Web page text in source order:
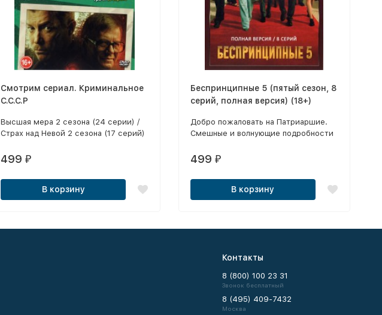
Смотрим сериал. Криминальное
С.С.С.Р
Высшая мера 2 сезона (24 серии) /
Страх над Невой 2 сезона (17 серий)
499 ₽
В корзину
Беспринципные 5 (пятый сезон, 8
серий, полная версия) (18+)
Добро пожаловать на Патриаршие.
Смешные и волнующие подробности
которые, как и все, попадают в
499 ₽
В корзину
Контакты
8 (800) 100 23 31
Звонок бесплатный
8 (495) 409-7432
Москва